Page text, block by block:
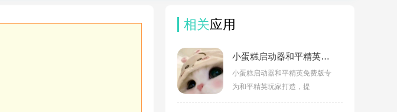
相关应用
小蛋糕启动器和平精英免费版v4.6
小蛋糕启动器和平精英免费版专
为和平精英玩家打造，提